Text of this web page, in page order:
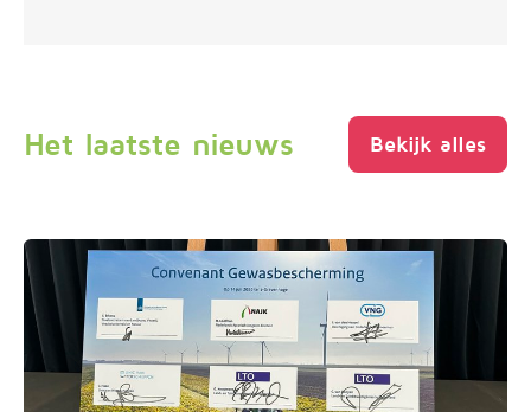
Het laatste nieuws Bekijk alles